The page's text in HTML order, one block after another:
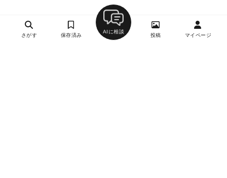
さがす 保存済み
AIに相談
投稿 マイページ